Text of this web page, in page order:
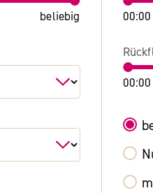
beliebig 00:00
00:00